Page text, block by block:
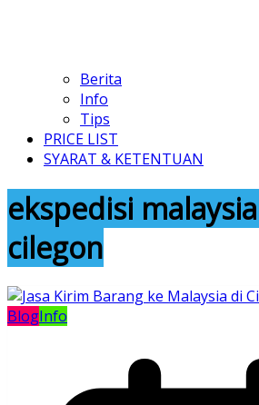
Berita
Info
Tips
PRICE LIST
SYARAT & KETENTUAN
ekspedisi
cilegon
BlogInfo